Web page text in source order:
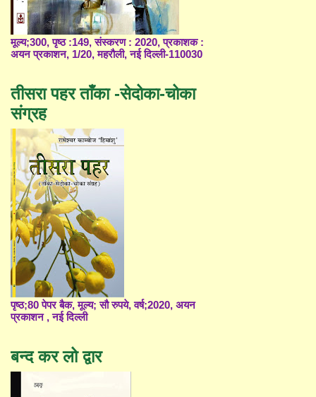
मूल्य;300, पृष्ठ :149, संस्करण : 2020, प्रकाशक :
अयन प्रकाशन, 1/20, महरौली, नई दिल्ली-110030
तीसरा पहर ताँका -सेदोका-चोका
संग्रह
पृष्ठ;80 पेपर बैक, मूल्य; सौ रुपये, वर्ष;2020, अयन
प्रकाशन , नई दिल्ली
बन्द कर लो द्वार